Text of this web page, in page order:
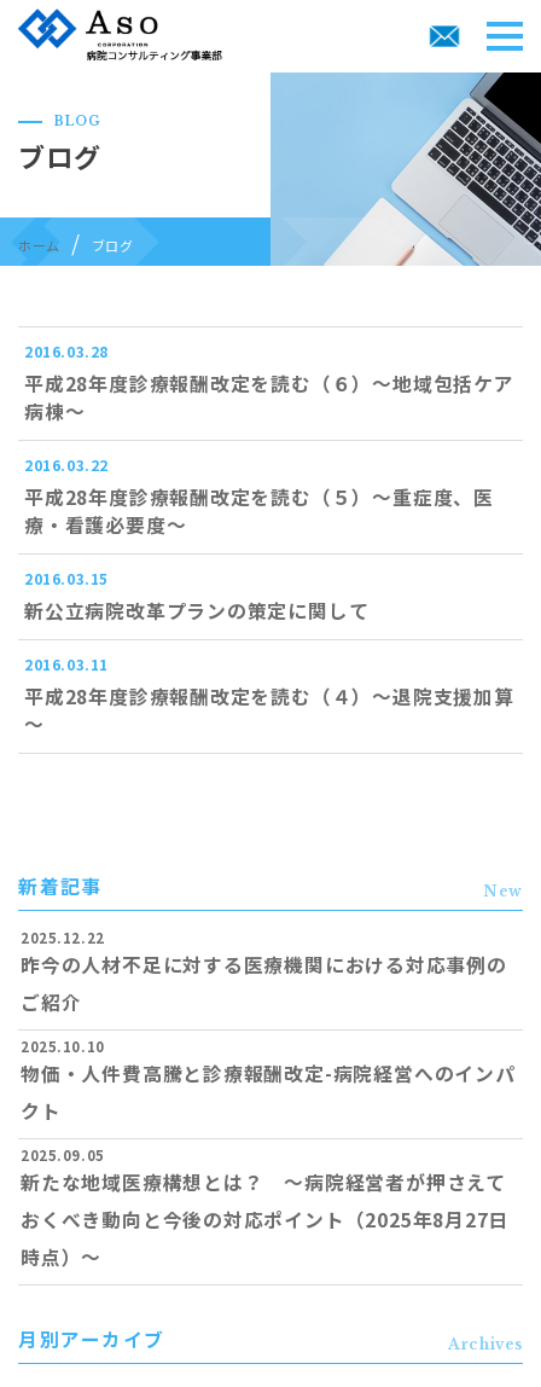
BLOG
ブログ
ホーム ブログ
2016.03.28
平成28年度診療報酬改定を読む（６）～地域包括ケア
病棟～
2016.03.22
平成28年度診療報酬改定を読む（５）～重症度、医
療・看護必要度～
2016.03.15
新公立病院改革プランの策定に関して
2016.03.11
平成28年度診療報酬改定を読む（４）～退院支援加算
～
新着記事 New
2025.12.22
昨今の人材不足に対する医療機関における対応事例の
ご紹介
2025.10.10
物価・人件費高騰と診療報酬改定-病院経営へのインパ
クト
2025.09.05
新たな地域医療構想とは？ ～病院経営者が押さえて
おくべき動向と今後の対応ポイント（2025年8月27日
時点）～
月別アーカイブ Archives